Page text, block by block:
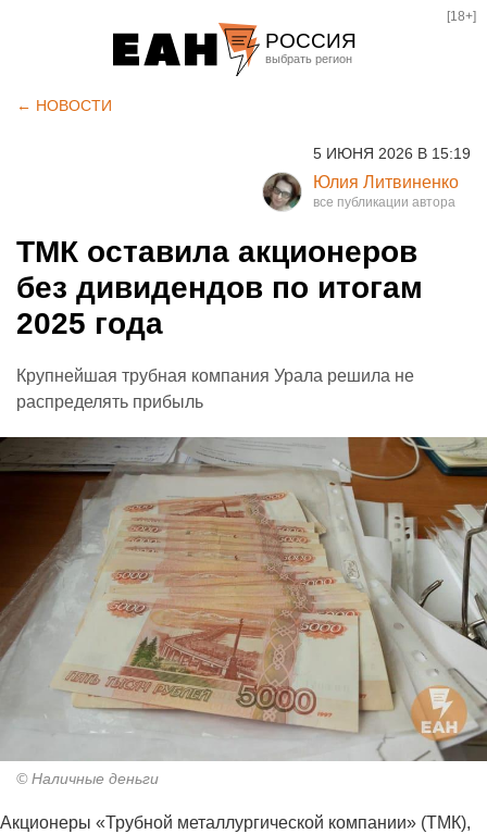
РОССИЯ
Курган
Оренбург
[18+]
← НОВОСТИ
5 ИЮНЯ 2026 В 15:19
Юлия Литвиненко
ТМК оставила акционеров
без дивидендов по итогам
2025 года
Крупнейшая трубная компания Урала решила не
распределять прибыль
© Наличные деньги
Акционеры «Трубной металлургической компании» (ТМК),